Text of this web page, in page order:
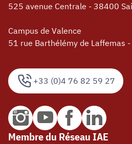
+33 (0)4 76 82 59 27
525 avenue Centrale - 38400
Campus de Valence
51 rue Barthélémy de Laffemas
Membre du Réseau IAE